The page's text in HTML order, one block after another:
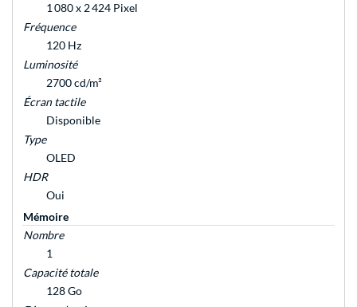
1 080 x 2 424 Pixel
Fréquence
120 Hz
Luminosité
2700 cd/m²
Écran tactile
Disponible
Type
OLED
HDR
Oui
Mémoire
Nombre
1
Capacité totale
128 Go